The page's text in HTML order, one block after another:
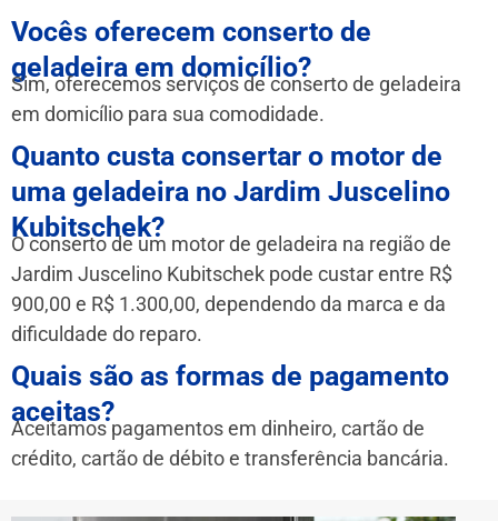
Vocês oferecem conserto de
geladeira em domicílio?
Sim, oferecemos serviços de conserto de geladeira
em domicílio para sua comodidade.
Quanto custa consertar o motor de
uma geladeira no Jardim Juscelino
Kubitschek?
O conserto de um motor de geladeira na região de
Jardim Juscelino Kubitschek pode custar entre R$
900,00 e R$ 1.300,00, dependendo da marca e da
dificuldade do reparo.
Quais são as formas de pagamento
aceitas?
Aceitamos pagamentos em dinheiro, cartão de
crédito, cartão de débito e transferência bancária.